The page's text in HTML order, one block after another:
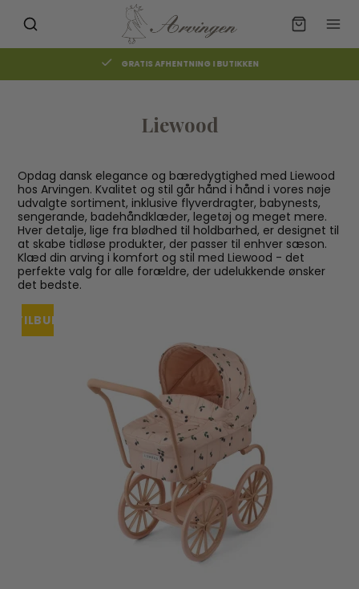
GRATIS AFHENTNING I BUTIKKEN
Liewood
Opdag dansk elegance og bæredygtighed med Liewood
hos Arvingen. Kvalitet og stil går hånd i hånd i vores nøje
udvalgte sortiment, inklusive flyverdragter, babynests,
sengerande, badehåndklæder, legetøj og meget mere.
Hver detalje, lige fra blødhed til holdbarhed, er designet til
at skabe tidløse produkter, der passer til enhver sæson.
Klæd din arving i komfort og stil med Liewood - det
perfekte valg for alle forældre, der udelukkende ønsker
det bedste.
TILBUD